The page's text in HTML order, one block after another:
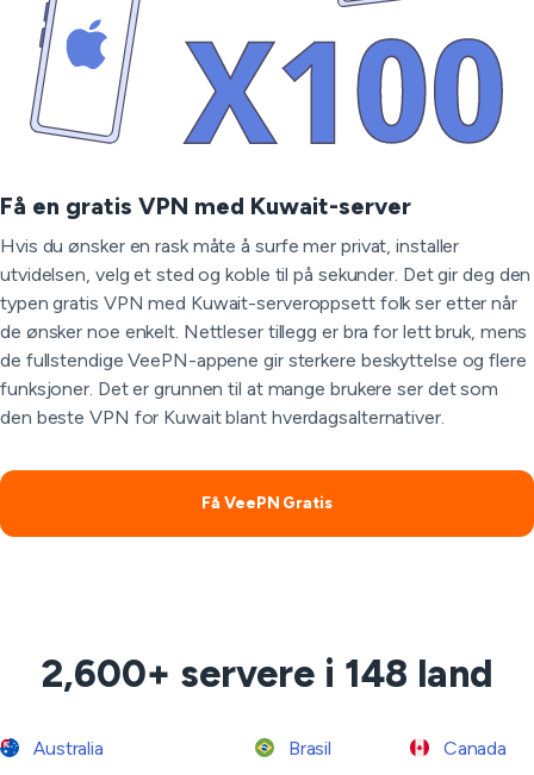
Få en gratis VPN med Kuwait-server
Hvis du ønsker en rask måte å surfe mer privat, installer
utvidelsen, velg et sted og koble til på sekunder. Det gir deg den
typen gratis VPN med Kuwait-serveroppsett folk ser etter når
de ønsker noe enkelt. Nettleser tillegg er bra for lett bruk, mens
de fullstendige VeePN-appene gir sterkere beskyttelse og flere
funksjoner. Det er grunnen til at mange brukere ser det som
den beste VPN for Kuwait blant hverdagsalternativer.
Få VeePN Gratis
2,600+ servere i 148 land
Australia Brasil Canada